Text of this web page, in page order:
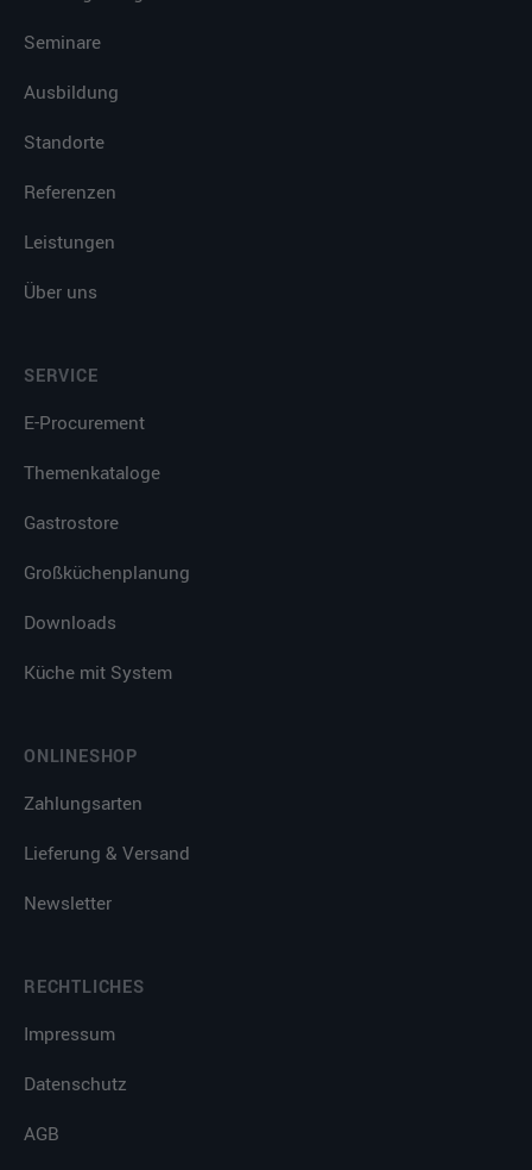
Seminare
Ausbildung
Standorte
Referenzen
Leistungen
Über uns
SERVICE
E-Procurement
Themenkataloge
Gastrostore
Großküchenplanung
Downloads
Küche mit System
ONLINESHOP
Zahlungsarten
Lieferung & Versand
Newsletter
RECHTLICHES
Impressum
Datenschutz
AGB